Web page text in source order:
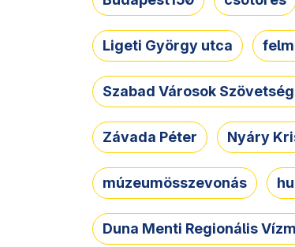
Ligeti György utca
Szabad Városok
Závada Péter Nyáry
múzeumösszevonás
Duna Menti Regionális